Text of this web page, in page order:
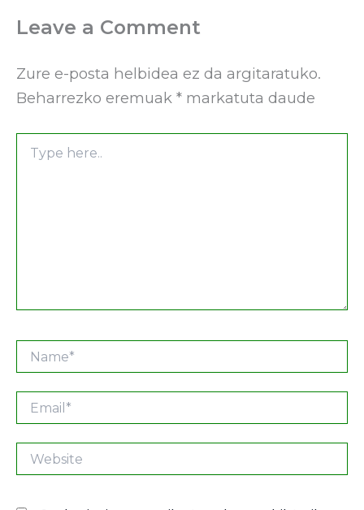
Leave a Comment
Zure e-posta helbidea ez da argitaratuko.
Beharrezko eremuak * markatuta daude
here..
Website